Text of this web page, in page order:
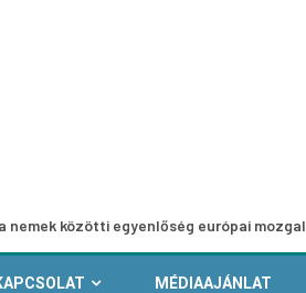
egyenlőség európai mozgalmainak
MÉDIAAJÁNLAT